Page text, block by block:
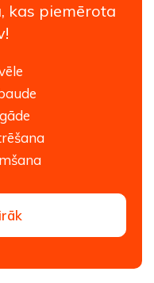
kas piemērota